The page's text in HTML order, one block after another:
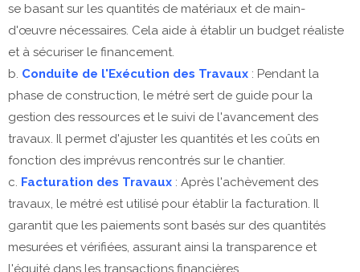
se basant sur les quantités de matériaux et de main-
d'œuvre nécessaires. Cela aide à établir un budget réaliste
et à sécuriser le financement.
b. Conduite de l'Exécution des Travaux : Pendant la
phase de construction, le métré sert de guide pour la
gestion des ressources et le suivi de l'avancement des
travaux. Il permet d'ajuster les quantités et les coûts en
fonction des imprévus rencontrés sur le chantier.
c. Facturation des Travaux : Après l'achèvement des
travaux, le métré est utilisé pour établir la facturation. Il
garantit que les paiements sont basés sur des quantités
mesurées et vérifiées, assurant ainsi la transparence et
l'équité dans les transactions financières.